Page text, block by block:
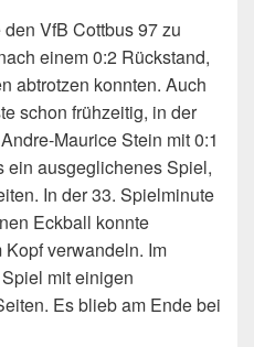
VfB Cottbus 97 zu
einem 0:2 Rückstand,
abtrotzen konnten. Auch
schon frühzeitig, in der
Maurice Stein mit 0:1
ein ausgeglichenes Spiel,
In der 33. Spielminute
Eckball konnte
verwandeln. Im
mit einigen
Es blieb am Ende bei